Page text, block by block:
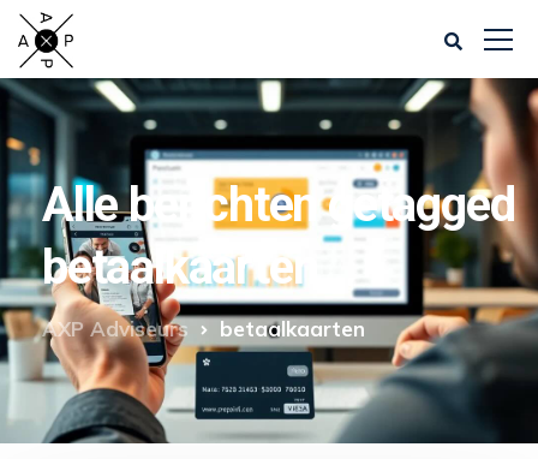
Alle berichten getagged
betaalkaarten
AXP Adviseurs betaalkaarten